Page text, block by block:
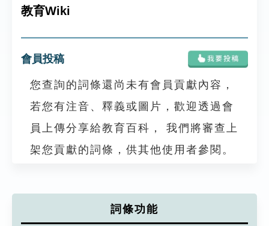
教育Wiki
會員投稿
您查詢的詞條還尚未有會員貢獻內容，
若您有注音、釋義或圖片，歡迎透過會
員上傳分享給教育百科， 我們將審查上
架您貢獻的詞條，供其他使用者參閱。
詞條功能